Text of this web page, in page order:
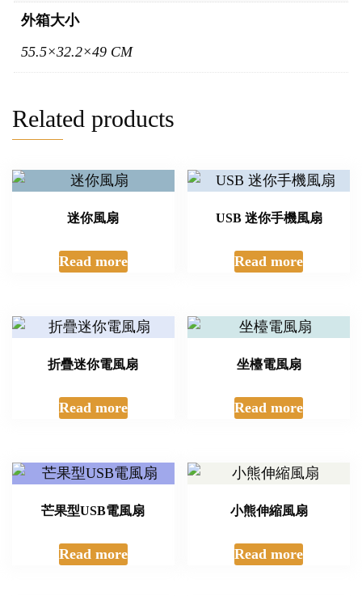
外箱大小
55.5×32.2×49 CM
Related products
迷你風扇
Read more
USB 迷你手機風扇
Read more
折疊迷你電風扇
Read more
坐檯電風扇
Read more
芒果型USB電風扇
Read more
小熊伸縮風扇
Read more